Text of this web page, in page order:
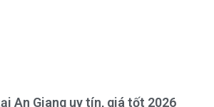
An Giang uy tín, giá tốt 2026